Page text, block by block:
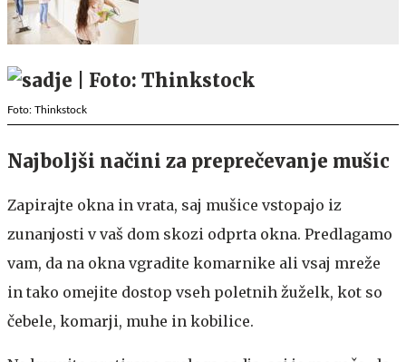
Foto: Thinkstock
Najboljši načini za preprečevanje mušic
Zapirajte okna in vrata, saj mušice vstopajo iz
zunanjosti v vaš dom skozi odprta okna. Predlagamo
vam, da na okna vgradite komarnike ali vsaj mreže
in tako omejite dostop vseh poletnih žuželk, kot so
čebele, komarji, muhe in kobilice.